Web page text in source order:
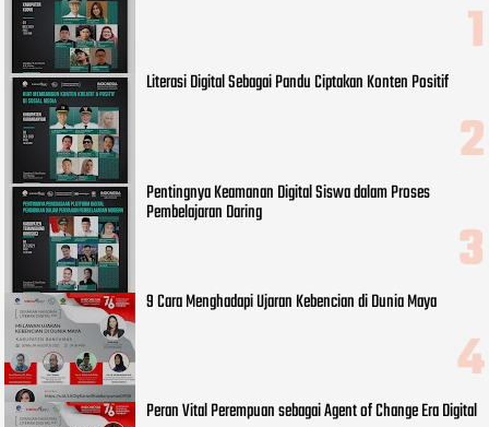
Literasi Digital Sebagai Pandu Ciptakan Konten Positif
Pentingnya Keamanan Digital Siswa dalam Proses
Pembelajaran Daring
9 Cara Menghadapi Ujaran Kebencian di Dunia Maya
Peran Vital Perempuan sebagai Agent of Change Era Digital